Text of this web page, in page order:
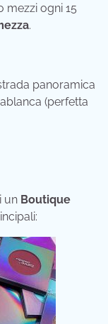
mezzi ogni 15
.
panoramica
(perfetta
un Boutique